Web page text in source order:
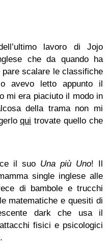
lavoro di Jojo
che da quando ha
pare scalare le classifiche
avevo letto appunto il
mi era piaciuto il modo in
della trama non mi
qui trovate quello che
il suo Una più Uno! Il
single inglese alle
di bambole e trucchi
matematiche e quesiti di
dark che usa il
fisici e psicologici